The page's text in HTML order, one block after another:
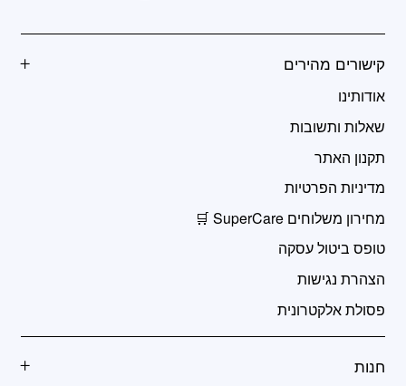
קישורים מהירים
אודותינו
שאלות ותשובות
תקנון האתר
מדיניות הפרטיות
מחירון משלוחים SuperCare 🛒
טופס ביטול עסקה
הצהרת נגישות
פסולת אלקטרונית
חנות